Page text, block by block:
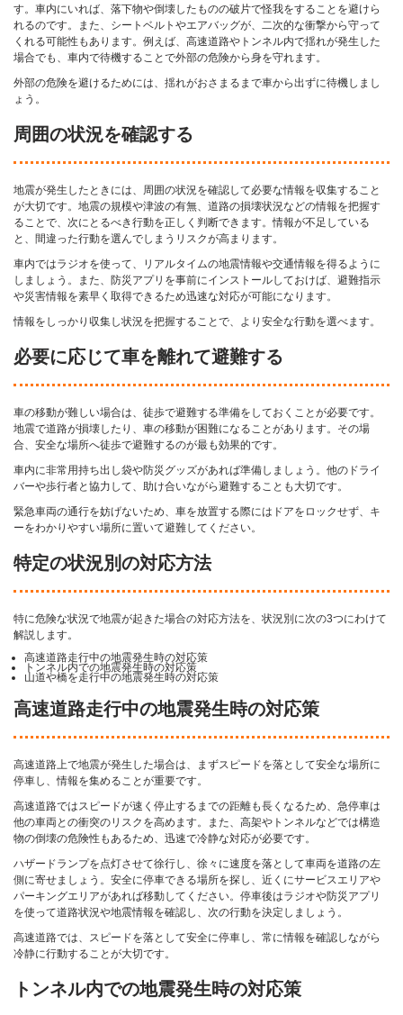
す。車内にいれば、落下物や倒壊したものの破片で怪我をすることを避けら
れるのです。また、シートベルトやエアバッグが、二次的な衝撃から守って
くれる可能性もあります。例えば、高速道路やトンネル内で揺れが発生した
場合でも、車内で待機することで外部の危険から身を守れます。
外部の危険を避けるためには、揺れがおさまるまで車から出ずに待機しまし
ょう。
周囲の状況を確認する
地震が発生したときには、周囲の状況を確認して必要な情報を収集すること
が大切です。地震の規模や津波の有無、道路の損壊状況などの情報を把握す
ることで、次にとるべき行動を正しく判断できます。情報が不足している
と、間違った行動を選んでしまうリスクが高まります。
車内ではラジオを使って、リアルタイムの地震情報や交通情報を得るように
しましょう。また、防災アプリを事前にインストールしておけば、避難指示
や災害情報を素早く取得できるため迅速な対応が可能になります。
情報をしっかり収集し状況を把握することで、より安全な行動を選べます。
必要に応じて車を離れて避難する
車の移動が難しい場合は、徒歩で避難する準備をしておくことが必要です。
地震で道路が損壊したり、車の移動が困難になることがあります。その場
合、安全な場所へ徒歩で避難するのが最も効果的です。
車内に非常用持ち出し袋や防災グッズがあれば準備しましょう。他のドライ
バーや歩行者と協力して、助け合いながら避難することも大切です。
緊急車両の通行を妨げないため、車を放置する際にはドアをロックせず、キ
ーをわかりやすい場所に置いて避難してください。
特定の状況別の対応方法
特に危険な状況で地震が起きた場合の対応方法を、状況別に次の3つにわけて
解説します。
高速道路走行中の地震発生時の対応策
トンネル内での地震発生時の対応策
山道や橋を走行中の地震発生時の対応策
高速道路走行中の地震発生時の対応策
高速道路上で地震が発生した場合は、まずスピードを落として安全な場所に
停車し、情報を集めることが重要です。
高速道路ではスピードが速く停止するまでの距離も長くなるため、急停車は
他の車両との衝突のリスクを高めます。また、高架やトンネルなどでは構造
物の倒壊の危険性もあるため、迅速で冷静な対応が必要です。
ハザードランプを点灯させて徐行し、徐々に速度を落として車両を道路の左
側に寄せましょう。安全に停車できる場所を探し、近くにサービスエリアや
パーキングエリアがあれば移動してください。停車後はラジオや防災アプリ
を使って道路状況や地震情報を確認し、次の行動を決定しましょう。
高速道路では、スピードを落として安全に停車し、常に情報を確認しながら
冷静に行動することが大切です。
トンネル内での地震発生時の対応策